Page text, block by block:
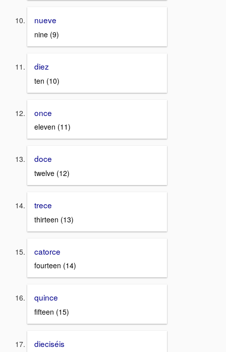
nueve
nine (9)
diez
ten (10)
once
eleven (11)
doce
twelve (12)
trece
thirteen (13)
catorce
fourteen (14)
quince
fifteen (15)
dieciséis